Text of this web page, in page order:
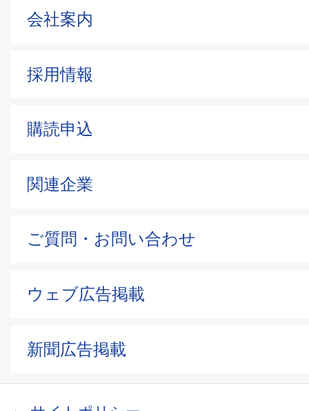
会社案内
採用情報
購読申込
関連企業
ご質問・お問い合わせ
ウェブ広告掲載
新聞広告掲載